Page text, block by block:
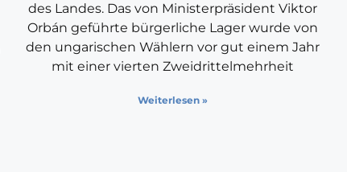
des Landes. Das von Ministerpräsident Viktor
Orbán geführte bürgerliche Lager wurde von
den ungarischen Wählern vor gut einem Jahr
mit einer vierten Zweidrittelmehrheit
Weiterlesen »